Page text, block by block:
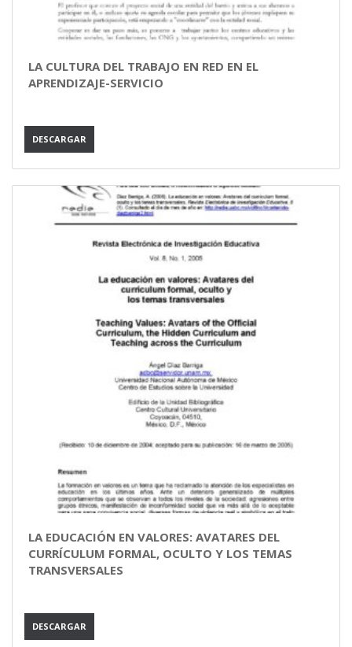
LA CULTURA DEL TRABAJO EN RED EN EL
APRENDIZAJE-SERVICIO
DESCARGAR
LA EDUCACIÓN EN VALORES: AVATARES DEL
CURRÍCULUM FORMAL, OCULTO Y LOS TEMAS
TRANSVERSALES
DESCARGAR